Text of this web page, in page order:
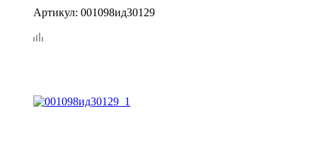
Артикул: 001098ид30129